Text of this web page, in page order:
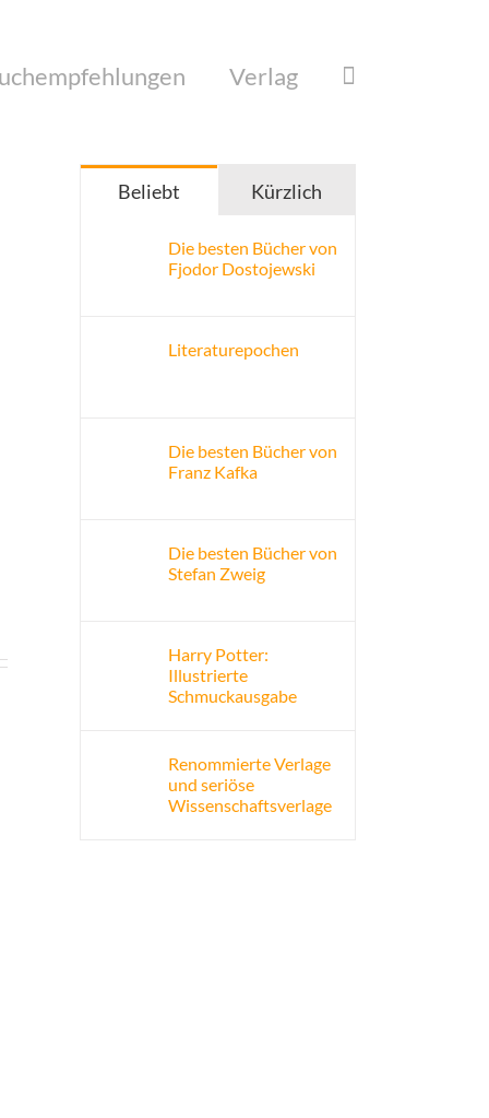
Verlag
Beliebt Kürzlich
Die besten Bücher von
Fjodor Dostojewski
Literaturepochen
Die besten Bücher von
Franz Kafka
Die besten Bücher von
Stefan Zweig
Harry Potter:
Illustrierte
Schmuckausgabe
Renommierte Verlage
und seriöse
Wissenschaftsverlage